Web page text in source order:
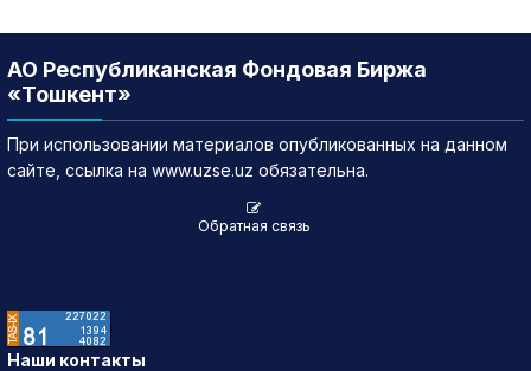
АО Республиканская Фондовая Биржа
«Тошкент»
При использовании материалов опубликованных на данном
сайте, ссылка на www.uzse.uz обязательна.
Обратная связь
Наши контакты